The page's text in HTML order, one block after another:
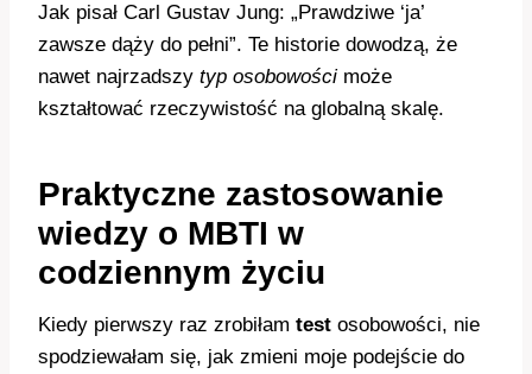
Jak pisał Carl Gustav Jung: „Prawdziwe ‘ja’
zawsze dąży do pełni”. Te historie dowodzą, że
nawet najrzadszy typ osobowości może
kształtować rzeczywistość na globalną skalę.
Praktyczne zastosowanie
wiedzy o MBTI w
codziennym życiu
Kiedy pierwszy raz zrobiłam test osobowości, nie
spodziewałam się, jak zmieni moje podejście do